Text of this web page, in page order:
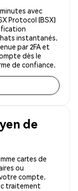
avec
Protocol (BSX)
instantanés.
par 2FA et
dès le
de confiance.
de
cartes de
ou
compte.
traitement